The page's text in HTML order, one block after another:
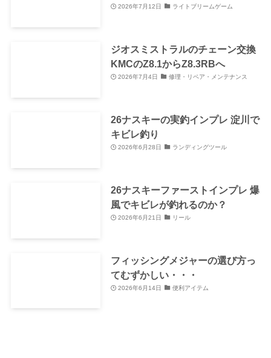
2026年7月12日 ライトブリームゲーム
ジオスミストラルのチェーン交換
KMCのZ8.1からZ8.3RBへ
2026年7月4日 修理・リペア・メンテナンス
26ナスキーの実釣インプレ 淀川で
キビレ釣り
2026年6月28日 ランディングツール
26ナスキーファーストインプレ 爆
風でキビレが釣れるのか？
2026年6月21日 リール
フィッシングメジャーの選び方っ
てむずかしい・・・
2026年6月14日 便利アイテム